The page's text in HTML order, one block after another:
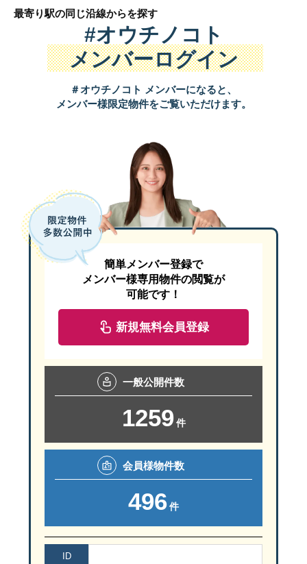
最寄り駅の同じ沿線からを探す
#オウチノコト
メンバーログイン
＃オウチノコト メンバーになると、
メンバー様限定物件をご覧いただけます。
簡単メンバー登録で
メンバー様専用物件の閲覧が
可能です！
新規無料会員登録
一般公開件数
1259 件
会員様物件数
496件
ID